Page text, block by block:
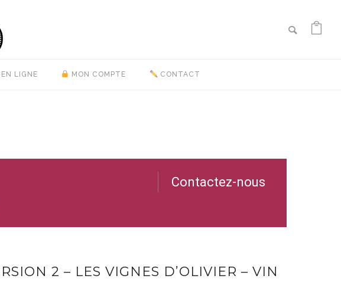
LIGNE MON COMPTE CONTACT
Contactez-nous
2 – LES VIGNES D’OLIVIER – VIN